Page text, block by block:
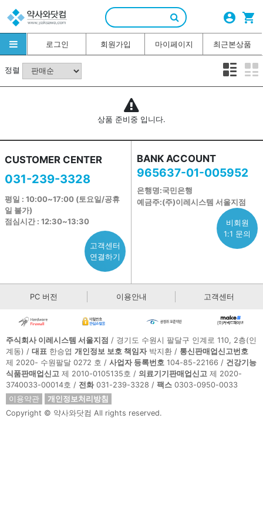
account_circle shopping_cart
로그인 회원가입 마이페이지 최근본상품
정렬
상품 준비중 입니다.
CUSTOMER CENTER
031-239-3328
평일 : 10:00~17:00 (토요일/공휴
일 불가)
점심시간 : 12:30~13:30
고객센터
연결하기
BANK ACCOUNT
965637-01-005952
은행명:국민은행
예금주:(주)이레시스템 서울지점
비회원
1:1 문의
PC 버전 이용안내 고객센터
주식회사 이레시스템 서울지점 / 경기도 수원시 팔달구 인계로 110, 2층(인
계동) / 대표 한승엽 개인정보 보호 책임자박지환 / 통신판매업신고번호
제 2020- 수원팔달 0272 호 / 사업자 등록번호 104-85-22166 / 건강기능
식품판매업신고 제 2010-0105135호 / 의료기기판매업신고 제 2020-
3740033-00014호 / 전화031-239-3328 / 팩스 0303-0950-0033
이용약관
개인정보처리방침
Copyright © 약사와닷컴 All rights reserved.